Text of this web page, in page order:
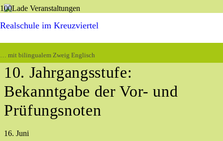
Realschule im Kreuzviertel
… mit bilingualem Zweig Englisch
« Alle Veranstaltungen
Diese Veranstaltung hat bereits stattgefunden.
10. Jahrgangsstufe:
Bekanntgabe der Vor- und
Prüfungsnoten
16. Juni